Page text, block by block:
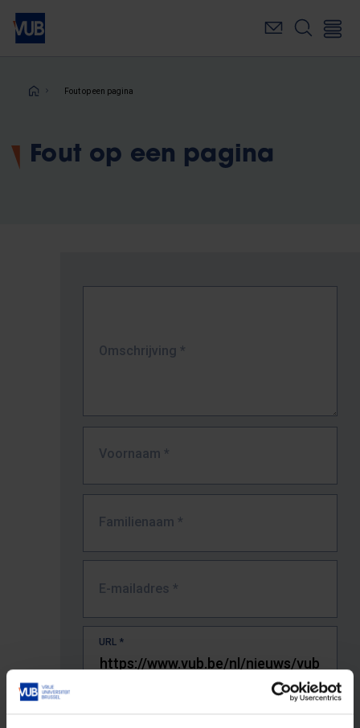
Overslaan
naar
inhoudKruimelpad
Fout op een pagina
Fout op een pagina
Omschrijving *
Voornaam *
Familienaam *
E-mailadres *
URL *
De volledige URL van de pagina waar je de fout zag.